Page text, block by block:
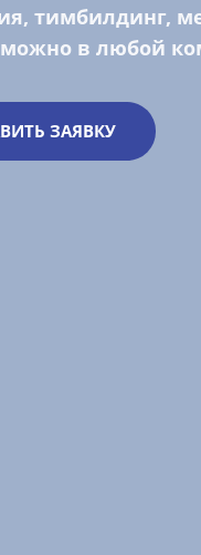
тимбилдинг,
в любой
ЗАЯВКУ